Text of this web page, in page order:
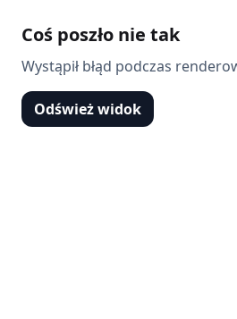
Coś poszło nie tak
Wystąpił błąd podczas
Odśwież widok